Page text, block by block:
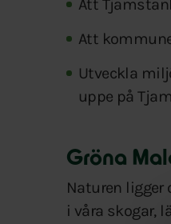
Att
Att
Utveckla
uppe på
Gröna
Naturen
i våra skogar,